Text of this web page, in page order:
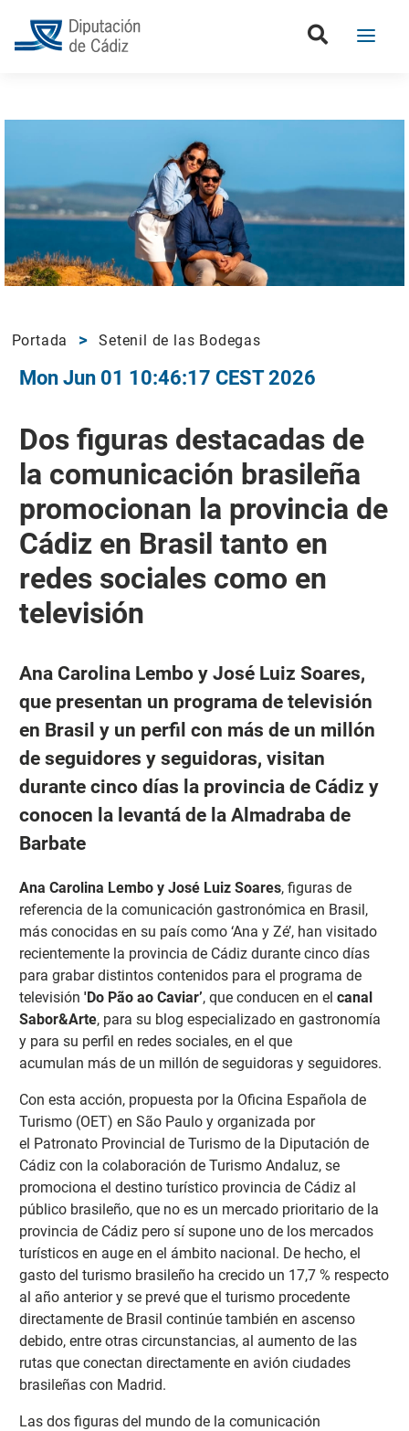
Portada Setenil de las Bodegas
Mon Jun 01 10:46:17 CEST 2026
Dos figuras destacadas de
la comunicación brasileña
promocionan la provincia de
Cádiz en Brasil tanto en
redes sociales como en
televisión
Ana Carolina Lembo y José Luiz Soares,
que presentan un programa de televisión
en Brasil y un perfil con más de un millón
de seguidores y seguidoras, visitan
durante cinco días la provincia de Cádiz y
conocen la levantá de la Almadraba de
Barbate
Ana Carolina Lembo y José Luiz Soares, figuras de
referencia de la comunicación gastronómica en Brasil,
más conocidas en su país como ‘Ana y Zé’, han visitado
recientemente la provincia de Cádiz durante cinco días
para grabar distintos contenidos para el programa de
televisión 'Do Pão ao Caviar’, que conducen en el canal
Sabor&Arte, para su blog especializado en gastronomía
y para su perfil en redes sociales, en el que
acumulan más de un millón de seguidoras y seguidores.
Con esta acción, propuesta por la Oficina Española de
Turismo (OET) en São Paulo y organizada por
el Patronato Provincial de Turismo de la Diputación de
Cádiz con la colaboración de Turismo Andaluz, se
promociona el destino turístico provincia de Cádiz al
público brasileño, que no es un mercado prioritario de la
provincia de Cádiz pero sí supone uno de los mercados
turísticos en auge en el ámbito nacional. De hecho, el
gasto del turismo brasileño ha crecido un 17,7 % respecto
al año anterior y se prevé que el turismo procedente
directamente de Brasil continúe también en ascenso
debido, entre otras circunstancias, al aumento de las
rutas que conectan directamente en avión ciudades
brasileñas con Madrid.
Las dos figuras del mundo de la comunicación